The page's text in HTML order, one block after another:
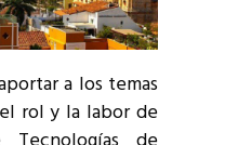
a los temas
rol y la labor de